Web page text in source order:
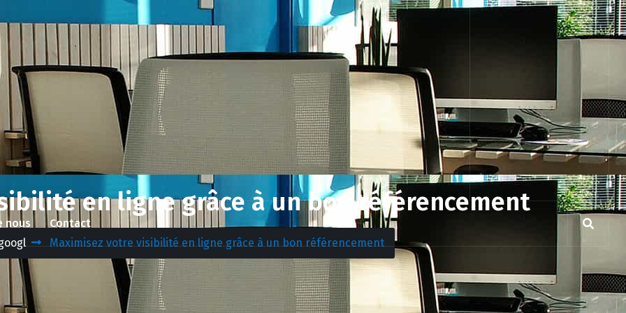
nous Contact
en ligne grâce à un bon référencement
Maximisez votre visibilité en ligne grâce à un bon référencement